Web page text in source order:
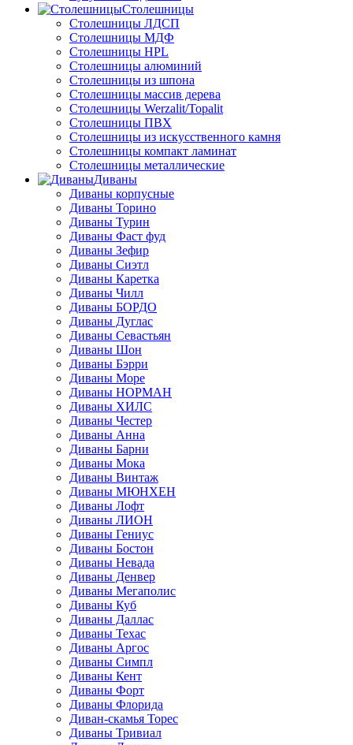
Столешницы
Столешницы ЛДСП
Столешницы МДФ
Столешницы HPL
Столешницы алюминий
Столешницы из шпона
Столешницы массив дерева
Столешницы Werzalit/Topalit
Столешницы ПВХ
Столешницы из искусственного камня
Столешницы компакт ламинат
Столешницы металлические
Диваны
Диваны корпусные
Диваны Торино
Диваны Турин
Диваны Фаст фуд
Диваны Зефир
Диваны Сиэтл
Диваны Каретка
Диваны Чилл
Диваны БОРДО
Диваны Дуглас
Диваны Севастьян
Диваны Шон
Диваны Бэрри
Диваны Море
Диваны НОРМАН
Диваны ХИЛС
Диваны Честер
Диваны Анна
Диваны Барни
Диваны Мока
Диваны Винтаж
Диваны МЮНХЕН
Диваны Лофт
Диваны ЛИОН
Диваны Гениус
Диваны Бостон
Диваны Невада
Диваны Денвер
Диваны Мегаполис
Диваны Куб
Диваны Даллас
Диваны Техас
Диваны Аргос
Диваны Симпл
Диваны Кент
Диваны Форт
Диваны Флорида
Диван-скамья Торес
Диваны Тривиал